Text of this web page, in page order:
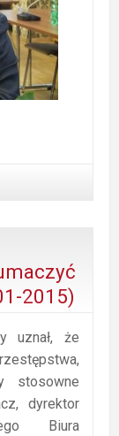
2015)
uznał, że
stosowne
dyrektor
Biura